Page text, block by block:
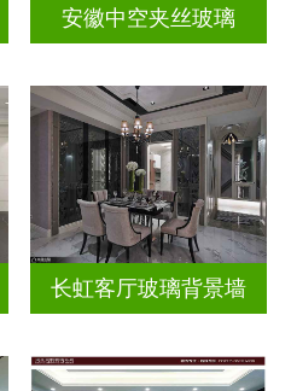
安徽中空夹丝玻璃
长虹客厅玻璃背景墙